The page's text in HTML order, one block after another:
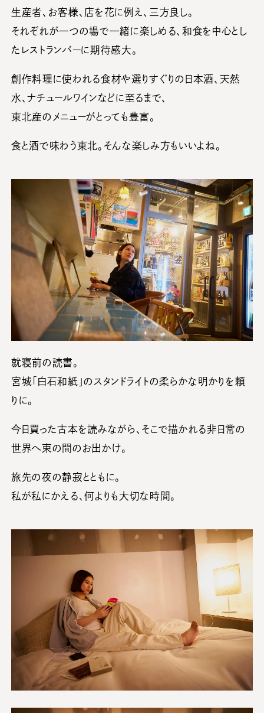
生産者、お客様、店を花に例え、三方良し。
それぞれが一つの場で一緒に楽しめる、和食を中心とし
たレストランバーに期待感大。
創作料理に使われる食材や選りすぐりの日本酒、天然
水、ナチュールワインなどに至るまで、
東北産のメニューがとっても豊富。
食と酒で味わう東北。そんな楽しみ方もいいよね。
就寝前の読書。
宮城「白石和紙」のスタンドライトの柔らかな明かりを頼
りに。
今日買った古本を読みながら、そこで描かれる非日常の
世界へ束の間のお出かけ。
旅先の夜の静寂とともに。
私が私にかえる、何よりも大切な時間。